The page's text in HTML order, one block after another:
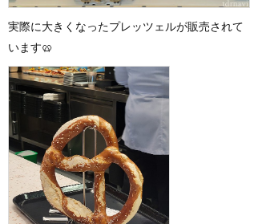
実際に大きくなったプレッツェルが販売されて
います🥨